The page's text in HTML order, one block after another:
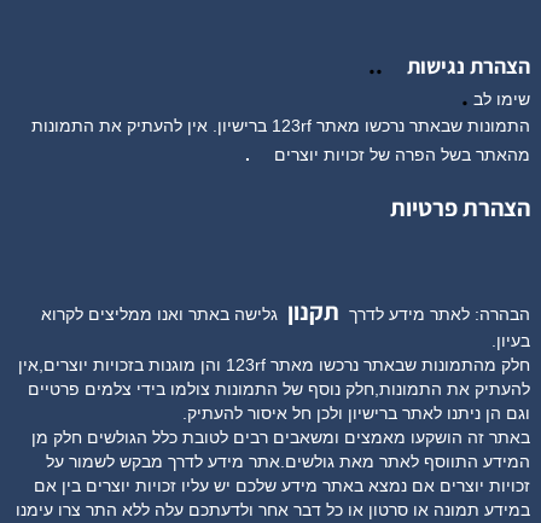
הצהרת נגישות ..
שימו לב .
התמונות שבאתר נרכשו מאתר 123rf ברישיון. אין להעתיק את התמונות
מהאתר בשל הפרה של זכויות יוצרים
.
הצהרת פרטיות
הבהרה: לאתר מידע לדרך תקנון גלישה באתר ואנו ממליצים לקרוא
בעיון.
חלק מהתמונות שבאתר נרכשו מאתר 123rf והן מוגנות בזכויות יוצרים,אין
להעתיק את התמונות,חלק נוסף של התמונות צולמו בידי צלמים פרטיים
וגם הן ניתנו לאתר ברישיון ולכן חל איסור להעתיק.
באתר זה הושקעו מאמצים ומשאבים רבים לטובת כלל הגולשים חלק מן
המידע התווסף לאתר מאת גולשים.אתר מידע לדרך מבקש לשמור על
זכויות יוצרים אם נמצא באתר מידע שלכם יש עליו זכויות יוצרים בין אם
במידע תמונה או סרטון או כל דבר אחר ולדעתכם עלה ללא התר צרו עימנו